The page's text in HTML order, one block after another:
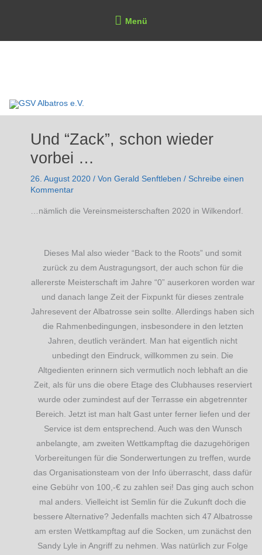
Menü
Und “Zack”, schon wieder
vorbei …
26. August 2020/ VonGerald Senftleben/ Schreibe einen
Kommentar
…nämlich die Vereinsmeisterschaften 2020 in Wilkendorf.
Dieses Mal also wieder “Back to the Roots” und somit
zurück zu dem Austragungsort, der auch schon für die
allererste Meisterschaft im Jahre “0” auserkoren worden war
und danach lange Zeit der Fixpunkt für dieses zentrale
Jahresevent der Albatrosse sein sollte. Allerdings haben sich
die Rahmenbedingungen, insbesondere in den letzten
Jahren, deutlich verändert. Man hat eigentlich nicht
unbedingt den Eindruck, willkommen zu sein. Die
Altgedienten erinnern sich vermutlich noch lebhaft an die
Zeit, als für uns die obere Etage des Clubhauses reserviert
wurde oder zumindest auf der Terrasse ein abgetrennter
Bereich. Jetzt ist man halt Gast unter ferner liefen und der
Service ist dem entsprechend. Auch was den Wunsch
anbelangte, am zweiten Wettkampftag die dazugehörigen
Vorbereitungen für die Sonderwertungen zu treffen, wurde
das Organisationsteam von der Info überrascht, dass dafür
eine Gebühr von 100,-€ zu zahlen sei! Das ging auch schon
mal anders. Vielleicht ist Semlin für die Zukunft doch die
bessere Alternative? Jedenfalls machten sich 47 Albatrosse
am ersten Wettkampftag auf die Socken, um zunächst den
Sandy Lyle in Angriff zu nehmen. Was natürlich zur Folge